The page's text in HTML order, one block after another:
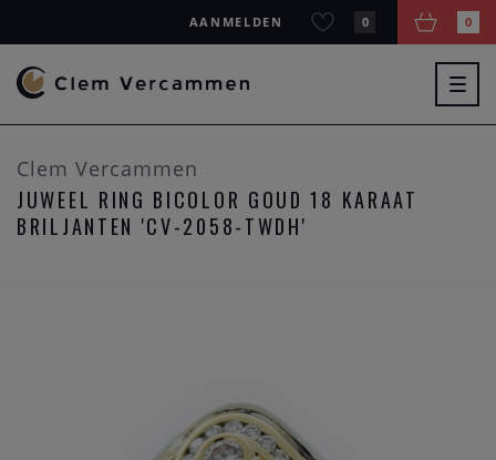
AANMELDEN 0 0
Clem Vercammen
JUWEEL RING BICOLOR GOUD 18 KARAAT
BRILJANTEN 'CV-2058-TWDH'